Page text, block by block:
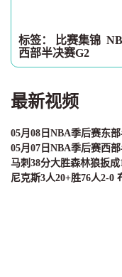
标签： 比赛集锦
西部半决赛G2
最新视频
05月08日NBA季后赛东
05月07日NBA季后赛西
马刺38分大胜森林狼扳
尼克斯3人20+胜76人2-0